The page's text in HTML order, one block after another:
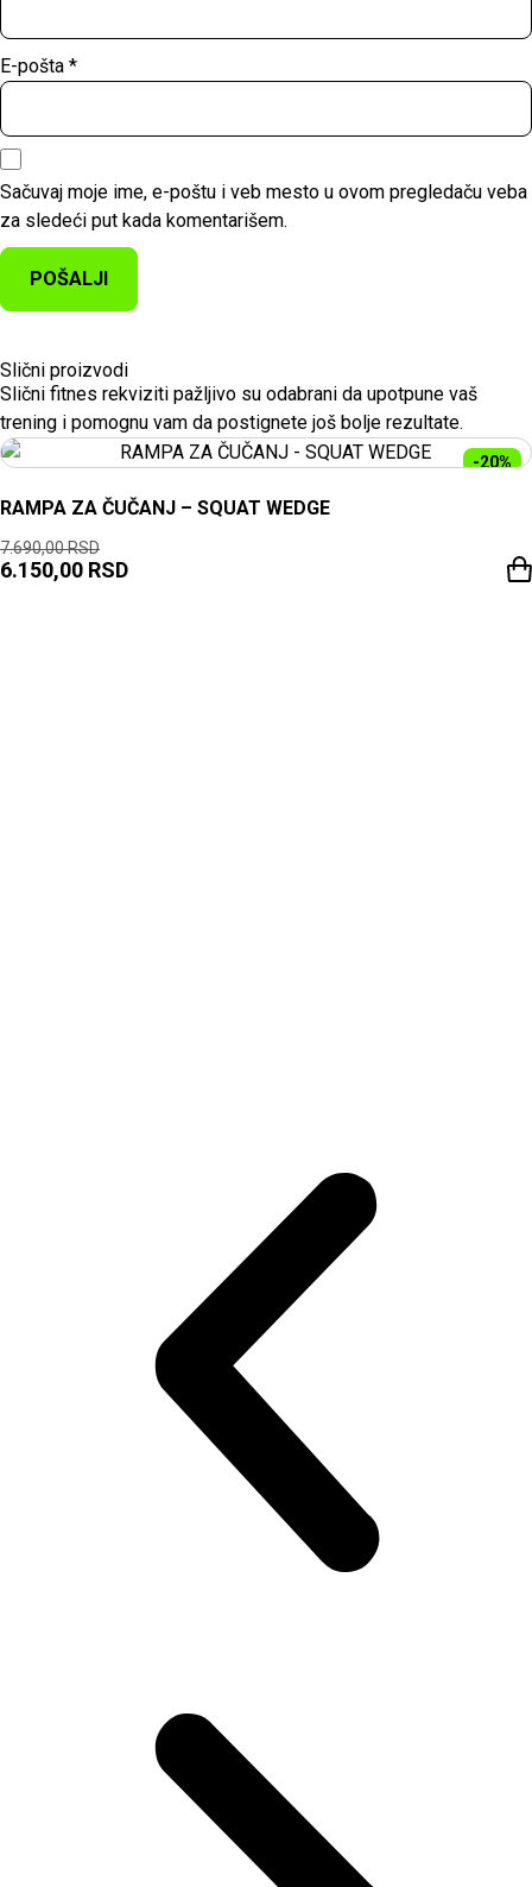
E-pošta *
Sačuvaj moje ime, e-poštu i veb mesto u ovom pregledaču veba
za sledeći put kada komentarišem.
Slični proizvodi
Slični fitnes rekviziti pažljivo su odabrani da upotpune vaš
trening i pomognu vam da postignete još bolje rezultate.
-20%
RAMPA ZA ČUČANJ – SQUAT WEDGE
7.690,00RSD
6.150,00 RSD